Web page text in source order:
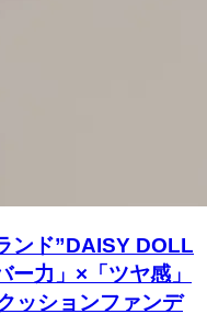
ンド”DAISY DOLL
力」×「ツヤ感」
ッションファンデ